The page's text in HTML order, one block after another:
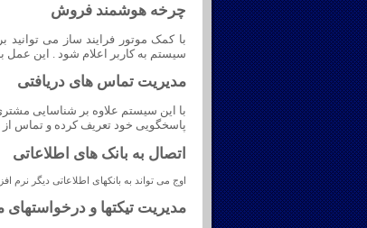
چرخه هوشمند فروش
با کمک موتور فرایند ساز می
سیستم به کاربر اعلام شود . این
مدیریت تماس های دریافتی
با این سیستم علاوه بر شناسایی
پاسخگویی خود تعریف کرده و تماس از
اتصال به بانک های اطلاعاتی
اوج می تواند به بانکهای اطلاعاتی دیگر نرم
مدیریت تیکتها و